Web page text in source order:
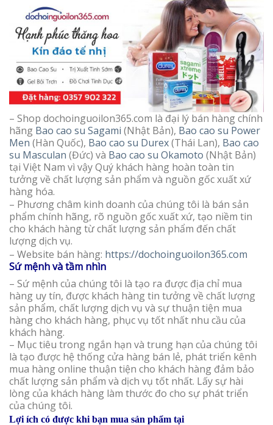
– Shop dochoinguoilon365.com là đại lý bán hàng chính
hãng Bao cao su Sagami (Nhật Bản), Bao cao su Power
Men (Hàn Quốc), Bao cao su Durex(Thái Lan), Bao cao
su Masculan (Đức) và Bao cao su Okamoto (Nhật Bản)
tại Việt Nam vì vậy Quý khách hàng hoàn toàn tin
tưởng về chất lượng sản phẩm và nguồn gốc xuất xứ
hàng hóa.
– Phương châm kinh doanh của chúng tôi là bán sản
phẩm chính hãng, rõ nguồn gốc xuất xứ, tạo niềm tin
cho khách hàng từ chất lượng sản phẩm đến chất
lượng dịch vụ.
– Website bán hàng: https://dochoinguoilon365.com
Sứ mệnh và tầm nhìn
– Sứ mệnh của chúng tôi là tạo ra được địa chỉ mua
hàng uy tín, được khách hàng tin tưởng về chất lượng
sản phẩm, chất lượng dịch vụ và sự thuận tiện mua
hàng cho khách hàng, phục vụ tốt nhất nhu cầu của
khách hàng.
– Mục tiêu trong ngắn hạn và trung hạn của chúng tôi
là tạo được hệ thống cửa hàng bán lẻ, phát triển kênh
mua hàng online thuận tiện cho khách hàng đảm bảo
chất lượng sản phẩm và dịch vụ tốt nhất. Lấy sự hài
lòng của khách hàng làm thước đo cho sự phát triển
của chúng tôi.
Lợi ích có được khi bạn mua sản phẩm tại